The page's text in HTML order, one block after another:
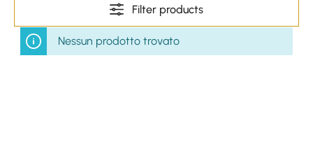
Filter products
Nessun prodotto trovato